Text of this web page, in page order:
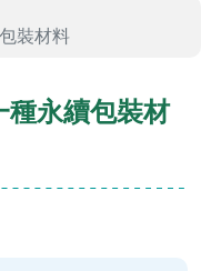
裝材料
種永續包裝材